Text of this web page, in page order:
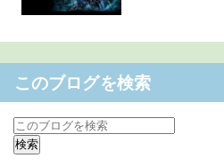
このブログを検索